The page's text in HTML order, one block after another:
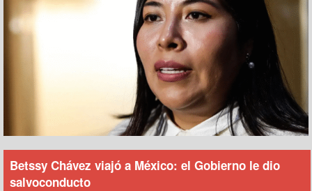
Betssy Chávez viajó a México: el Gobierno le dio
salvoconducto